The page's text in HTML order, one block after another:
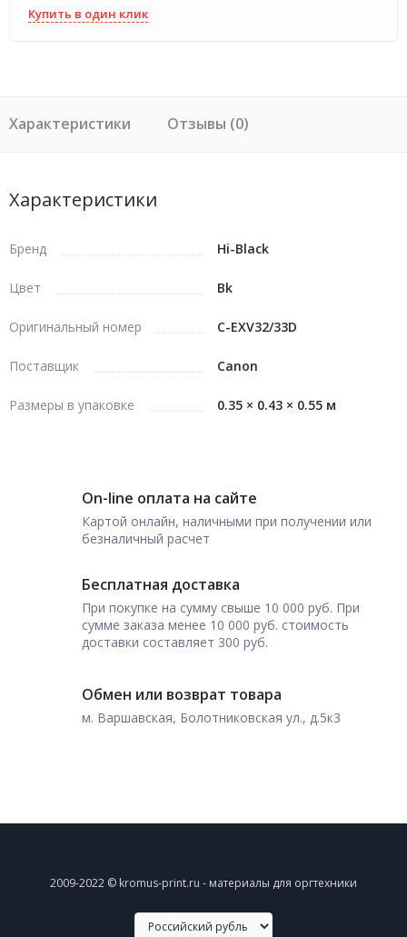
Купить в один клик
Характеристики Отзывы (0)
Характеристики
Бренд Hi-Black
Цвет Bk
Оригинальный номер C-EXV32/33D
Поставщик Canon
Размеры в упаковке 0.35 × 0.43 × 0.55 м
On-line оплата на сайте
Картой онлайн, наличными при получении или
безналичный расчет
Бесплатная доставка
При покупке на сумму свыше 10 000 руб. При
сумме заказа менее 10 000 руб. стоимость
доставки составляет 300 руб.
Обмен или возврат товара
м. Варшавская, Болотниковская ул., д.5к3
2009-2022 © kromus-print.ru - материалы для оргтехники